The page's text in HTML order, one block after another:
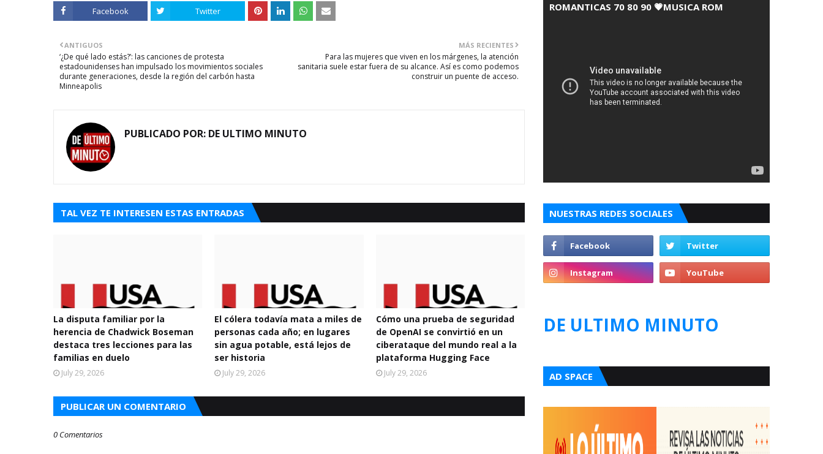
Facebook Twitter
MÁS RECIENTES
Para las mujeres que viven en los márgenes, la atención
sanitaria suele estar fuera de su alcance. Así es como podemos
construir un puente de acceso.
ANTIGUOS
‘¿De qué lado estás?’: las canciones de protesta
estadounidenses han impulsado los movimientos sociales
durante generaciones, desde la región del carbón hasta
Minneapolis
PUBLICADO POR: DE ULTIMO MINUTO
TAL VEZ TE INTERESEN ESTAS ENTRADAS
La disputa familiar por la
herencia de Chadwick Boseman
destaca tres lecciones para las
familias en duelo
July 29, 2026
El cólera todavía mata a miles de
personas cada año; en lugares
sin agua potable, está lejos de
ser historia
July 29, 2026
Cómo una prueba de seguridad
de OpenAI se convirtió en un
ciberataque del mundo real a la
plataforma Hugging Face
July 29, 2026
PUBLICAR UN COMENTARIO
0 Comentarios
ROMANTICAS 70 80 90 💗MUSICA ROM
NUESTRAS REDES SOCIALES
DE ULTIMO MINUTO
AD SPACE